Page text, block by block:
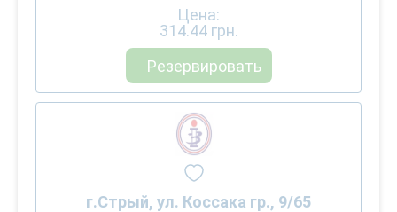
Цена:
314.44 грн.
Резервировать
г.Стрый, ул. Коссака гр., 9/65